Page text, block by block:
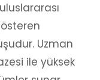
Uzman
ile yüksek